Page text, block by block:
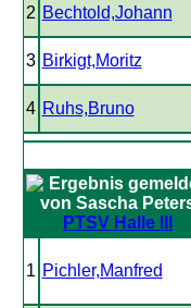
2 Bechtold,Johann
3 Birkigt,Moritz
4 Ruhs,Bruno
PTSV Halle III
1 Pichler,Manfred